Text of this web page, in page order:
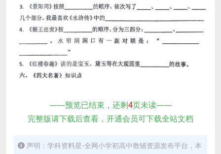
——预览已结束，还剩4页未读——
完整版请下载后查看，开通会员可下载全站文档
声明：学科资料星-全网小学初高中教辅资源发布平台，本